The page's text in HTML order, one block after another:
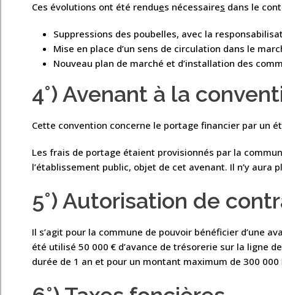
Ces évolutions ont été rendues nécessaires dans le
Suppressions des poubelles, avec la
Mise en place d’un sens de circulation dans le
Nouveau plan de marché et d’installation des
4°) Avenant à la
Cette convention concerne le portage financier par un
Les frais de portage étaient provisionnés par la
l’établissement public, objet de cet avenant. Il n’y
5°) Autorisation de
Il s’agit pour la commune de pouvoir bénéficier d’une
été utilisé 50 000 € d’avance de trésorerie sur la ligne
durée de 1 an et pour un montant maximum de 300 000